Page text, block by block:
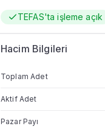
TEFAS'ta işleme açık
Hacim Bilgileri
Toplam Adet
Aktif Adet
Pazar Payı